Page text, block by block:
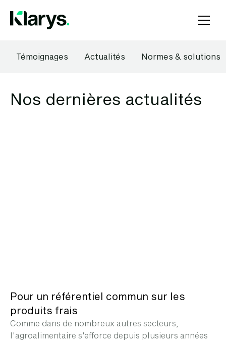
Témoignages Actualités Normes & solutions
Nos dernières actualités
Pour un référentiel commun sur les
produits frais
Comme dans de nombreux autres secteurs,
l'agroalimentaire s'efforce depuis plusieurs années